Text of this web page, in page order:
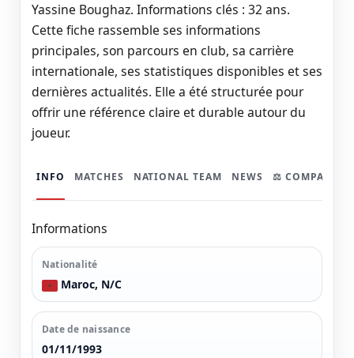
Yassine Boughaz. Informations clés : 32 ans.
Cette fiche rassemble ses informations
principales, son parcours en club, sa carrière
internationale, ses statistiques disponibles et ses
dernières actualités. Elle a été structurée pour
offrir une référence claire et durable autour du
joueur.
INFO MATCHES NATIONAL TEAM NEWS ⚖️ COMPARER
Informations
Nationalité
Maroc, N/C
Date de naissance
01/11/1993